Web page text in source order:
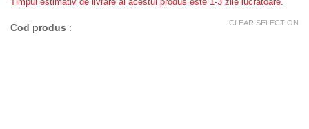
Cod produs : CLEAR SELECTION